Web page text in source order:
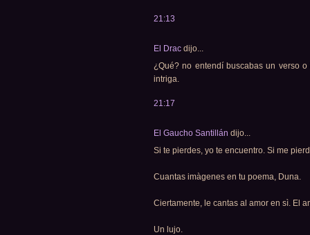
21:13
El Drac dijo...
¿Qué? no entendí buscabas un verso
intriga.
21:17
El Gaucho Santillán dijo...
Si te pierdes, yo te encuentro. Si me
Cuantas imàgenes en tu poema, Duna.
Ciertamente, le cantas al amor en sì. El
Un lujo.